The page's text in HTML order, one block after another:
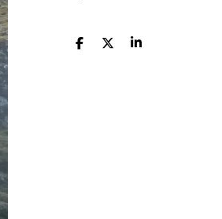
D
D
S